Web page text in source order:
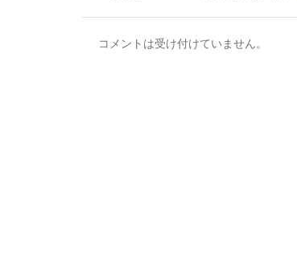
コメントは受け付けていません。